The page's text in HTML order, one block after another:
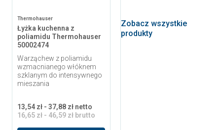
Thermohauser
Łyżka kuchenna z
poliamidu Thermohauser
50002474
Warząchew z poliamidu
wzmacnianego włóknem
szklanym do intensywnego
mieszania
13,54 zł - 37,88 zł netto
16,65 zł - 46,59 zł brutto
Zobacz wszystkie
produkty